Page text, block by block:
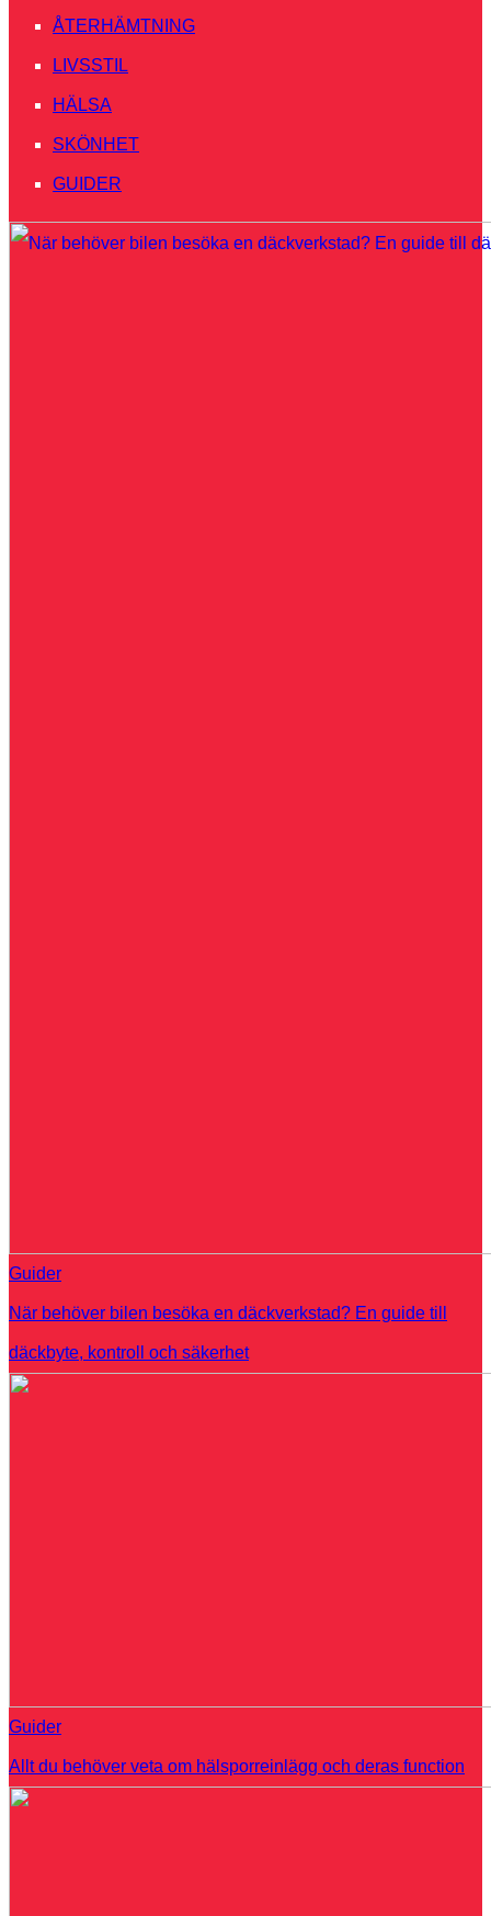
ÅTERHÄMTNING
LIVSSTIL
HÄLSA
SKÖNHET
GUIDER
Guider
När behöver bilen besöka en däckverkstad? En guide till
däckbyte, kontroll och säkerhet
Guider
Allt du behöver veta om hälsporreinlägg och deras function